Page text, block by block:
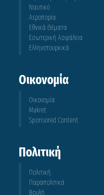
Ναυτικό
Αεροπορία
Εθνικά Θέματα
Εσωτερική Ασφάλεια
Ελληνοτουρκικά
Οικονομία
Οικονομία
Makret
Sponsored Content
Πολιτική
Πολιτική
Παραπολιτικά
Βουλή